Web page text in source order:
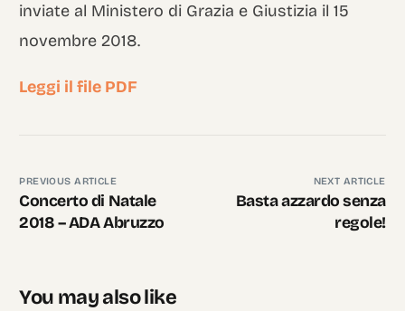
inviate al Ministero di Grazia e Giustizia il 15
novembre 2018.
Leggi il file PDF
PREVIOUS ARTICLE
Concerto di Natale
2018 – ADA Abruzzo
NEXT ARTICLE
Basta azzardo senza
regole!
You may also like